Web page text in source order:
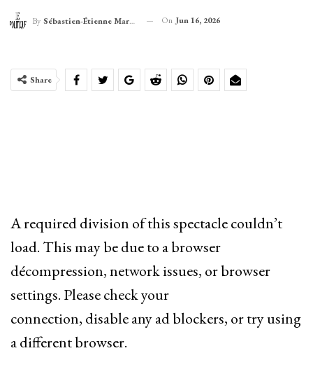
By Sébastien-Étienne Marechal On Jun 16, 2026
Share
A required division of this spectacle couldn’t
load. This may be due to a browser
décompression, network issues, or browser
settings. Please check your
connection, disable any ad blockers, or try using
a different browser.